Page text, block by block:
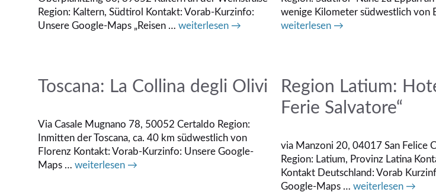
Region: Kaltern, Südtirol Kontakt: Vorab-Kurzinfo:
Unsere Google-Maps „Reisen … weiterlesen →
wenige Kilometer südwestlich von
weiterlesen →
Toscana: La Collina degli Olivi
Via Casale Mugnano 78, 50052 Certaldo Region:
Inmitten der Toscana, ca. 40 km südwestlich von
Florenz Kontakt: Vorab-Kurzinfo: Unsere Google-
Maps … weiterlesen →
Region Latium:
Ferie Salvatore“
via Manzoni 20, 04017 San Felice
Region: Latium, Provinz Latina
Kontakt Deutschland: Vorab
Google-Maps … weiterlesen →